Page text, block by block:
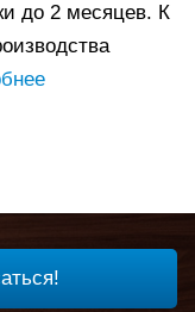
до 2 месяцев. К